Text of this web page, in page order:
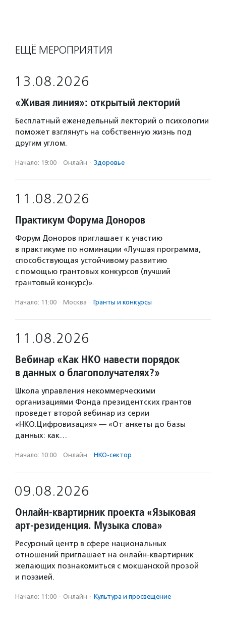
ЕЩЁ МЕРОПРИЯТИЯ
13.08.2026
«Живая линия»: открытый лекторий
Бесплатный еженедельный лекторий о психологии
поможет взглянуть на собственную жизнь под
другим углом.
Начало: 19:00 · Онлайн · Здоровье
11.08.2026
Практикум Форума Доноров
Форум Доноров приглашает к участию
в практикуме по номинации «Лучшая программа,
способствующая устойчивому развитию
с помощью грантовых конкурсов (лучший
грантовый конкурс)».
Начало: 11:00 · Москва · Гранты и конкурсы
11.08.2026
Вебинар «Как НКО навести порядок
в данных о благополучателях?»
Школа управления некоммерческими
организациями Фонда президентских грантов
проведет второй вебинар из серии
«НКО.Цифровизация» — «От анкеты до базы
данных: как…
Начало: 10:00 · Онлайн · НКО-сектор
09.08.2026
Онлайн-квартирник проекта «Языковая
арт-резиденция. Музыка слова»
Ресурсный центр в сфере национальных
отношений приглашает на онлайн-квартирник
желающих познакомиться с мокшанской прозой
и поэзией.
Начало: 11:00 · Онлайн · Культура и просвещение